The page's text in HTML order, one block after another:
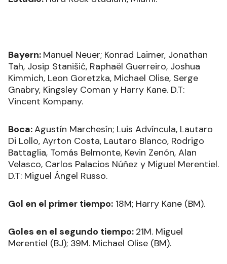
Bayern: Manuel Neuer; Konrad Laimer, Jonathan
Tah, Josip Stanišić, Raphaël Guerreiro, Joshua
Kimmich, Leon Goretzka, Michael Olise, Serge
Gnabry, Kingsley Coman y Harry Kane. D.T:
Vincent Kompany.
Boca:Agustín Marchesín; Luis Advíncula, Lautaro
Di Lollo, Ayrton Costa, Lautaro Blanco, Rodrigo
Battaglia, Tomás Belmonte, Kevin Zenón, Alan
Velasco, Carlos Palacios Núñez y Miguel Merentiel.
D.T: Miguel Ángel Russo.
Gol en el primer tiempo: 18M; Harry Kane (BM).
Goles en el segundo tiempo: 21M. Miguel
Merentiel (BJ); 39M. Michael Olise (BM).